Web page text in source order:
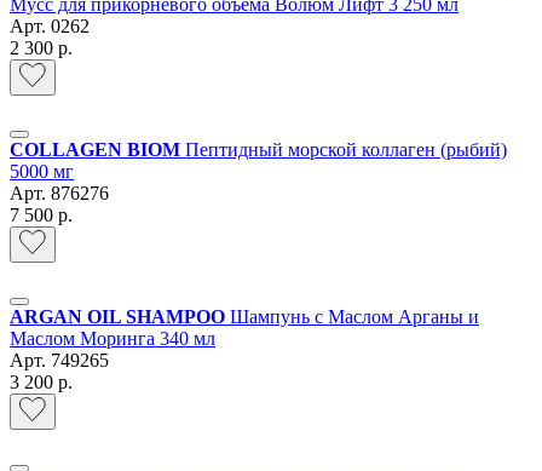
Арт. 0262
2 300 р.
COLLAGEN BIOM Пептидный морской коллаген (рыбий)
5000 мг
Арт. 876276
7 500 р.
ARGAN OIL SHAMPOO Шампунь с Маслом Арганы и
Маслом Моринга 340 мл
Арт. 749265
3 200 р.